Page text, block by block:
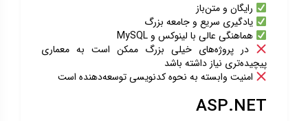
رایگان و متن‌باز
یادگیری سریع و جامعه بزرگ
هماهنگی عالی با لینوکس و MySQL
در پروژه‌های خیلی بزرگ ممکن است به معماری
پیچیده‌تری نیاز داشته باشد
امنیت وابسته به نحوه کدنویسی توسعه‌دهنده است
ASP.NET